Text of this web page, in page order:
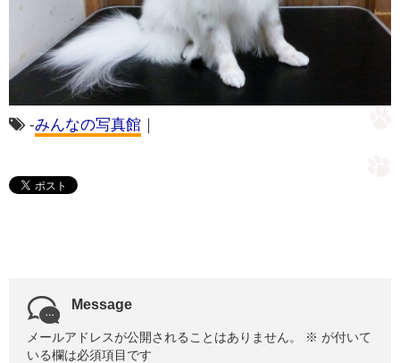
-みんなの写真館 ｜
Message
メールアドレスが公開されることはありません。 ※ が付いて
いる欄は必須項目です